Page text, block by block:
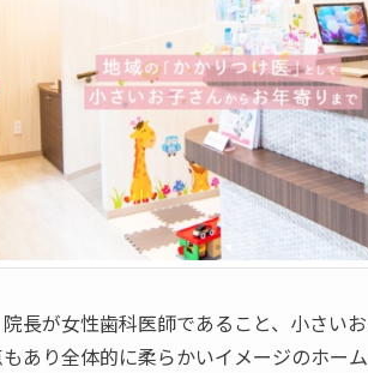
長が女性歯科医師であること、小さい
あり全体的に柔らかいイメージのホー